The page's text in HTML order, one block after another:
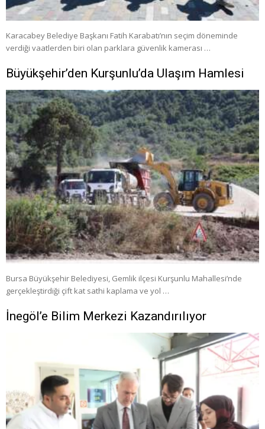
Karacabey Belediye Başkanı Fatih Karabatı’nın seçim döneminde
verdiği vaatlerden biri olan parklara güvenlik kamerası …
Büyükşehir’den Kurşunlu’da Ulaşım Hamlesi
Bursa Büyükşehir Belediyesi, Gemlik ilçesi Kurşunlu Mahallesi’nde
gerçekleştirdiği çift kat sathi kaplama ve yol …
İnegöl’e Bilim Merkezi Kazandırılıyor